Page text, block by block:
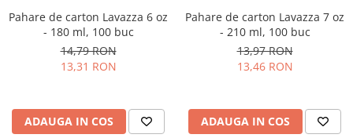
Pahare de carton Lavazza 6 oz
- 180 ml, 100 buc
14,79 RON
13,31 RON
ADAUGA IN COS
Pahare de carton Lavazza 7 oz
- 210 ml, 100 buc
13,97 RON
13,46 RON
ADAUGA IN COS